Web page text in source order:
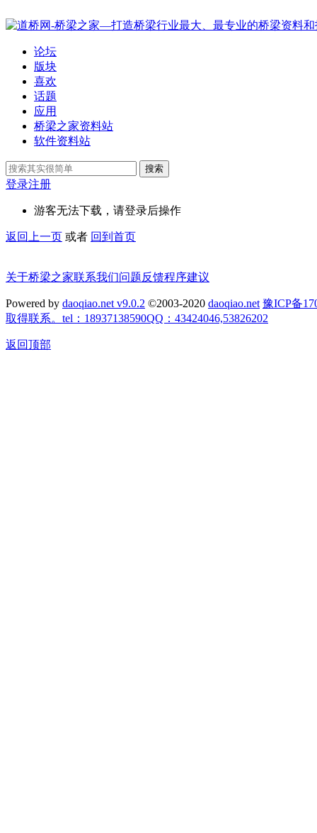
论坛
版块
喜欢
话题
应用
桥梁之家资料站
软件资料站
搜索
登录注册
游客无法下载，请登录后操作
返回上一页 或者 回到首页
关于桥梁之家联系我们问题反馈程序建议
Powered by daoqiao.net v9.0.2 ©2003-2020 daoqiao.net 豫ICP备
取得联系。tel：18937138590QQ：43424046,53826202
返回顶部